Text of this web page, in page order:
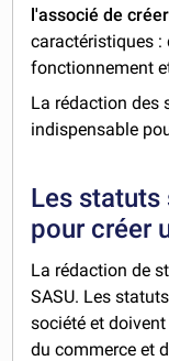
l'associé de
caractéristiques :
fonctionnement
La rédaction des
indispensable
Les
pour créer
La rédaction de
SASU. Les
société et
du commerce et